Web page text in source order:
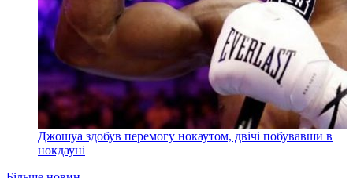
Джошуа здобув перемогу нокаутом, двічі побувавши в
нокдауні